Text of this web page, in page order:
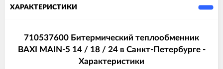
ХАРАКТЕРИСТИКИ
710537600 Битермический теплообменник
BAXI MAIN-5 14 / 18 / 24 в Санкт-Петербурге -
Характеристики